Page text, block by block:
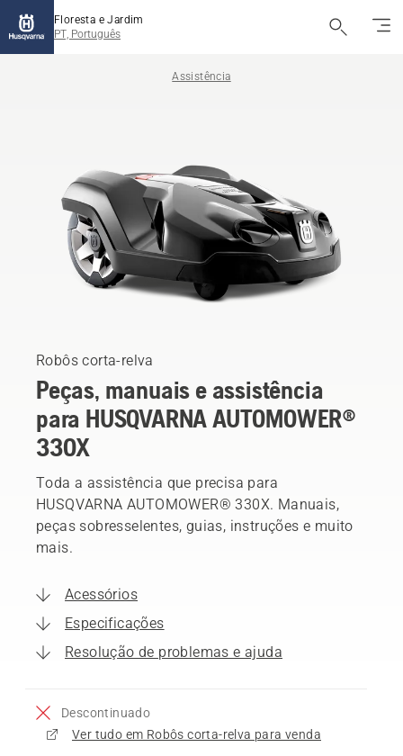
Floresta e Jardim
PT, Português
Assistência
Robôs corta-relva
Peças, manuais e assistência
para HUSQVARNA AUTOMOWER®
330X
Toda a assistência que precisa para
HUSQVARNA AUTOMOWER® 330X. Manuais,
peças sobresselentes, guias, instruções e muito
mais.
Acessórios
Especificações
Resolução de problemas e ajuda
Descontinuado
Ver tudo em Robôs corta-relva para venda